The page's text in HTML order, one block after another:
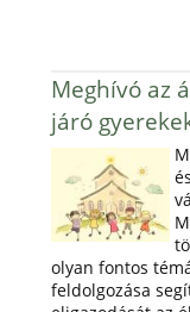
Meghívó az
járó
olyan fontos
feldolgozása